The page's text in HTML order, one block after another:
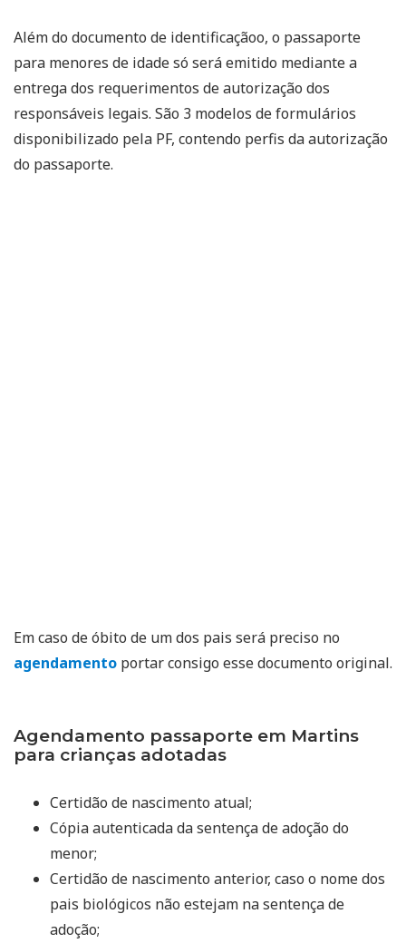
Além do documento de identificaçãoo, o passaporte
para menores de idade só será emitido mediante a
entrega dos requerimentos de autorização dos
responsáveis legais. São 3 modelos de formulários
disponibilizado pela PF, contendo perfis da autorização
do passaporte.
Em caso de óbito de um dos pais será preciso no
agendamento portar consigo esse documento original.
Agendamento passaporte em Martins
para crianças adotadas
Certidão de nascimento atual;
Cópia autenticada da sentença de adoção do
menor;
Certidão de nascimento anterior, caso o nome dos
pais biológicos não estejam na sentença de
adoção;